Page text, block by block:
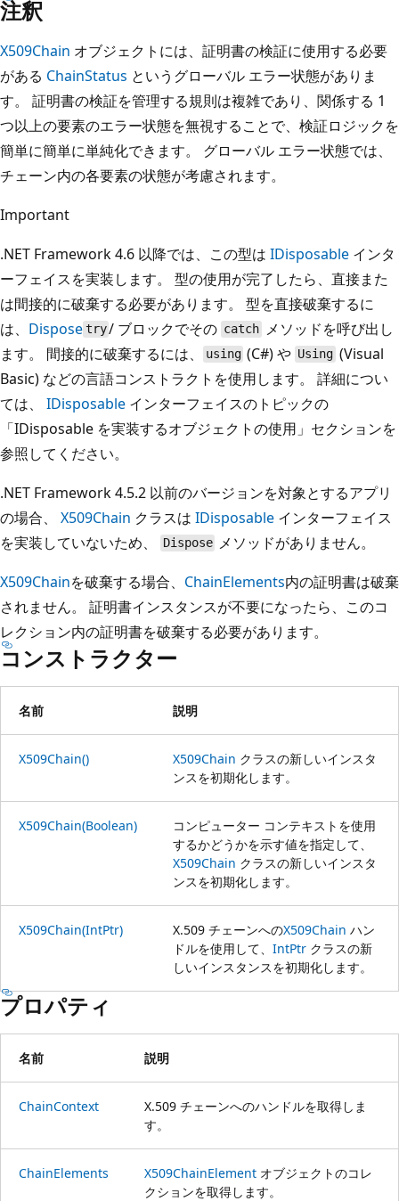
注釈
X509Chain オブジェクトには、証明書の検証に使用する必要
がある ChainStatus というグローバル エラー状態がありま
す。 証明書の検証を管理する規則は複雑であり、関係する 1
つ以上の要素のエラー状態を無視することで、検証ロジックを
簡単に簡単に単純化できます。 グローバル エラー状態では、
チェーン内の各要素の状態が考慮されます。
Important
.NET Framework 4.6 以降では、この型は IDisposable インタ
ーフェイスを実装します。 型の使用が完了したら、直接また
は間接的に破棄する必要があります。 型を直接破棄するに
は、 Disposetry/ ブロックでその catchメソッドを呼び出し
ます。 間接的に破棄するには、
using (C#) や Using(Visual
Basic) などの言語コンストラクトを使用します。 詳細につい
ては、 IDisposable インターフェイスのトピックの
「IDisposable を実装するオブジェクトの使用」セクションを
参照してください。
.NET Framework 4.5.2 以前のバージョンを対象とするアプリ
の場合、 X509Chain クラスは IDisposable インターフェイス
を実装していないため、
Dispose メソッドがありません。
X509Chainを破棄する場合、 ChainElements内の証明書は破棄
されません。 証明書インスタンスが不要になったら、このコ
レクション内の証明書を破棄する必要があります。
コンストラクター
名前 説明
X509Chain() X509Chain クラスの新しいインスタ
ンスを初期化します。
X509Chain(Boolean)
コンピューター コンテキストを使用
するかどうかを示す値を指定して、
X509Chain クラスの新しいインスタ
ンスを初期化します。
X509Chain(IntPtr) X.509 チェーンへのX509Chain ハン
ドルを使用して、 IntPtr クラスの新
しいインスタンスを初期化します。
プロパティ
名前 説明
ChainContext
X.509 チェーンへのハンドルを取得しま
す。
ChainElements X509ChainElement オブジェクトのコレ
クションを取得します。